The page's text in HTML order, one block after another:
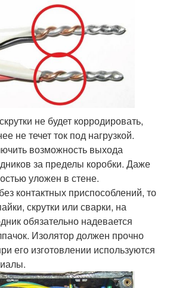
не будет корродировать,
не течет ток под нагрузкой.
возможность выхода
за пределы коробки. Даже
уложен в стене.
контактных приспособлений, то
скрутки или сварки, на
обязательно надевается
Изолятор должен прочно
его изготовлении используются